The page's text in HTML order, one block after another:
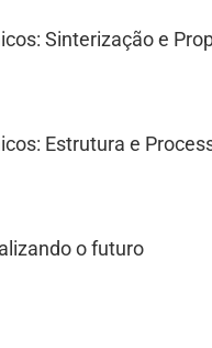
Sinterização e
Estrutura e
o futuro